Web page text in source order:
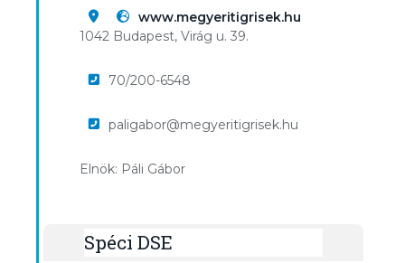
www.megyeritigrisek.hu
1042 Budapest, Virág u. 39.
70/200-6548
paligabor@megyeritigrisek.hu
Elnök: Páli Gábor
Spéci DSE